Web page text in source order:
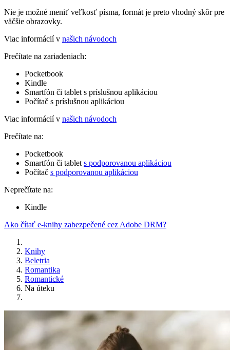
Nie je možné meniť veľkosť písma, formát je preto vhodný skôr pre
väčšie obrazovky.
Viac informácií v našich návodoch
Prečítate na zariadeniach:
Pocketbook
Kindle
Smartfón či tablet s príslušnou aplikáciou
Počítač s príslušnou aplikáciou
Viac informácií v našich návodoch
Prečítate na:
Pocketbook
Smartfón či tablet s podporovanou aplikáciou
Počítač s podporovanou aplikáciou
Neprečítate na:
Kindle
Ako čítať e-knihy zabezpečené cez Adobe DRM?
Knihy
Beletria
Romantika
Romantické
Na úteku